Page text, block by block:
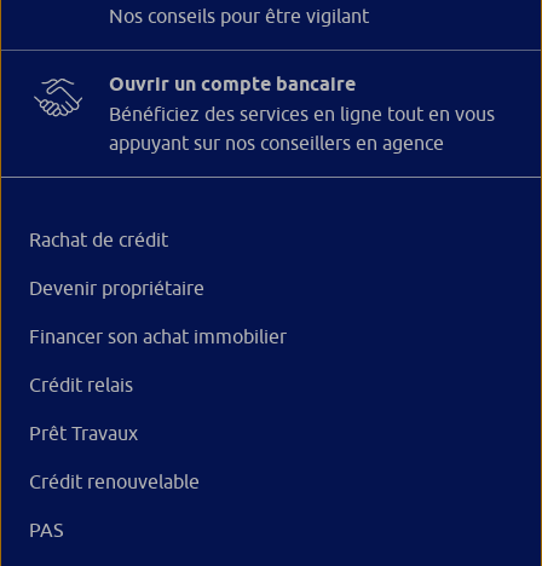
Nos conseils pour être vigilant
Ouvrir un compte bancaire
Bénéficiez des services en ligne tout en vous
appuyant sur nos conseillers en agence
Rachat de crédit
Devenir propriétaire
Financer son achat immobilier
Crédit relais
Prêt Travaux
Crédit renouvelable
PAS